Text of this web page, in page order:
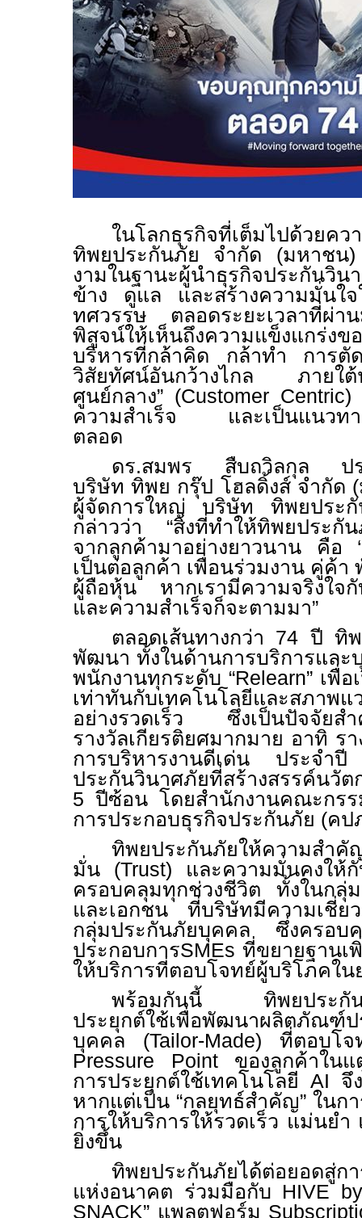
ในโลกธุรกิจที่เต็มไปด้วย
ทิพยประกันภัย จำกัด (มหาชน)
งามในฐานะผู้นำธุรกิจประกันวิ
ข้าง ดูแล และสร้างความมั่นใ
ทศวรรษ ตลอดระยะเวลาที่ผ่
พิสูจน์ให้เห็นถึงความแข็งแกร่งข
บริหารที่กล้าคิด กล้าทำ การตั
วิสัยทัศน์อันกว้างไกล ภายใ
ศูนย์กลาง” (Customer Centric)
ความสำเร็จ และเป็นแนวทา
ตลอด
ดร.สมพร สืบถวิลกุล ประ
บริษัท ทิพย กรุ๊ป โฮลดิ้งส์ จำกัด
ผู้จัดการใหญ่ บริษัท ทิพยประ
กล่าวว่า “สิ่งที่ทำให้ทิพยประกัน
จากลูกค้ามาอย่างยาวนาน คือ
เป็นต่อลูกค้า เพื่อนร่วมงาน คู่ค้า
ผู้ถือหุ้น หากเรามีความจริงใ
และความสำเร็จก็จะตามมา”
ตลอดเส้นทางกว่า 74 ปี ทิพ
พัฒนา ทั้งในด้านการบริการและ
พนักงานทุกระดับ “Relearn” เพื่อ
เท่าทันกับเทคโนโลยีและสภาพแ
อย่างรวดเร็ว ซึ่งเป็นปัจจัยสำ
รางวัลเกียรติยศมากมาย อาทิ ร
การบริหารงานดีเด่น ประจ
ประกันวินาศภัยที่สร้างสรรค์นวัต
5 ปีซ้อน โดยสำนักงานคณะกรร
การประกอบธุรกิจประกันภัย (คป
ทิพยประกันภัยให้ความสำคั
มั่น (Trust) และความมั่นคงให้
ครอบคลุมทุกช่วงชีวิต ทั้งในกลุ่
และเอกชน ที่บริษัทมีความเชี่
กลุ่มประกันภัยบุคคล ซึ่งครอบค
ประกอบการSMEs ที่ขยายฐานเ
ให้บริการที่ตอบโจทย์ผู้บริโภคใน
พร้อมกันนี้ ทิพยประกันภั
ประยุกต์ใช้เพื่อพัฒนาผลิตภัณฑ์
บุคคล (Tailor-Made) ที่ตอบโ
Pressure Point ของลูกค้าในแ
การประยุกต์ใช้เทคโนโลยี AI จึ
หากแต่เป็น “กลยุทธ์สำคัญ” ในก
การให้บริการให้รวดเร็ว แม่นย
ยิ่งขึ้น
ทิพยประกันภัยได้ต่อยอดสู่ก
แห่งอนาคต ร่วมมือกับ HIVE
SNACK” แพลตฟอร์ม